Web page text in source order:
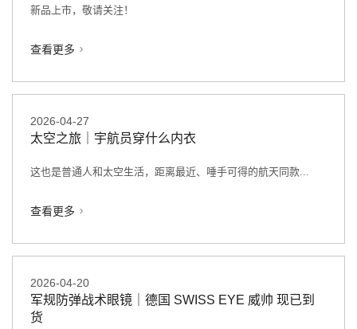
新品上市，敬请关注！
查看更多
2026-04-27
太空之旅｜宇航员穿什么内衣
这也是普通人和太空生活，距离最近、唾手可得的航天同款...
查看更多
2026-04-20
军规防弹战术眼镜｜德国 SWISS EYE 威帅 现已到
货